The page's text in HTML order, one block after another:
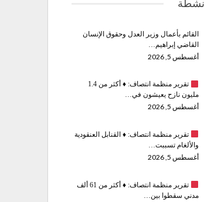
القائم بأعمال وزير العدل وحقوق الإنسان
القاضي إبراهيم…
أغسطس 5, 2026
تقرير منظمة انتصاف: ♦️
أكثر من 1.4
مليون نازح يعيشون في…
أغسطس 5, 2026
تقرير منظمة انتصاف: ♦️القنابل العنقودية
والألغام تسببت…
أغسطس 5, 2026
تقرير منظمة انتصاف: ♦️
أكثر من 61 ألف
مدني سقطوا بين…